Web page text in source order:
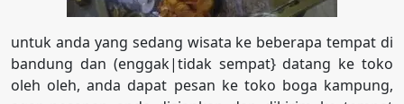
untuk anda yang sedang wisata ke beberapa tempat di
bandung dan (enggak|tidak sempat} datang ke toko
oleh oleh, anda dapat pesan ke toko boga kampung,